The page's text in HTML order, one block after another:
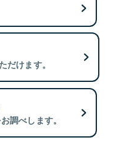
だけます。
調べします。